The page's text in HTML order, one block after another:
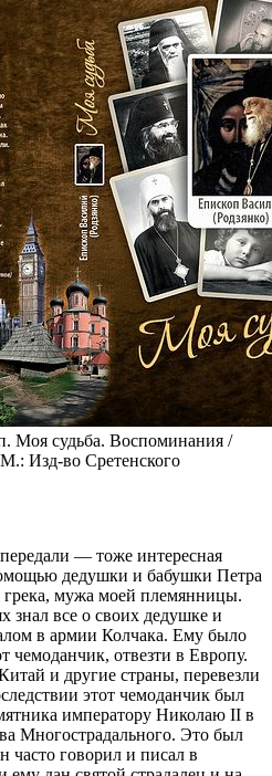
Моя судьба. Воспоминания /
Изд-во Сретенского
— тоже интересная
дедушки и бабушки Петра
грека, мужа моей племянницы.
знал все о своих дедушке и
в армии Колчака. Ему было
чемоданчик, отвезти в Европу.
и другие страны, перевезли
этот чемоданчик был
императору Николаю II в
Многострадального. Это был
часто говорил и писал в